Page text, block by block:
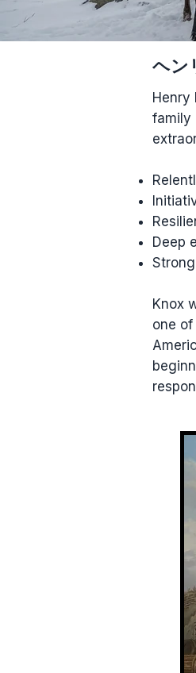
ヘン
Henry
family
Deep
Knox
one